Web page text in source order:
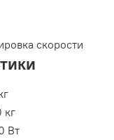
скорости
кг
Вт